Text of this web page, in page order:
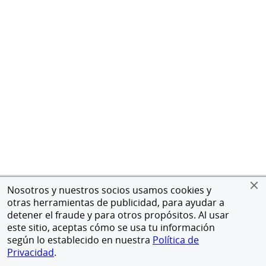
Nosotros y nuestros socios usamos cookies y
otras herramientas de publicidad, para ayudar a
detener el fraude y para otros propósitos. Al usar
este sitio, aceptas cómo se usa tu información
según lo establecido en nuestra Política de
Privacidad.